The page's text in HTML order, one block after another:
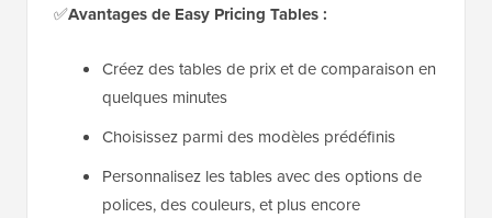
✅Avantages de Easy Pricing Tables :
Créez des tables de prix et de comparaison en
quelques minutes
Choisissez parmi des modèles prédéfinis
Personnalisez les tables avec des options de
polices, des couleurs, et plus encore